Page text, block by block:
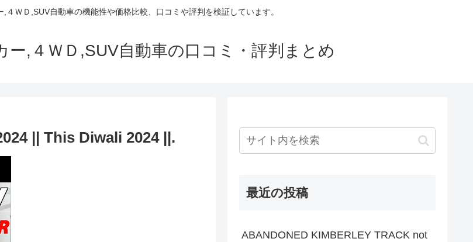
４ＷＤ,SUV自動車の機能性や価格比較、口コミや評判を検証しています。
ー,４ＷＤ,SUV自動車の口コミ・評判まとめ
|| This Diwali 2024 ||.
最近の投稿
ABANDONED KIMBERLEY TRACK not